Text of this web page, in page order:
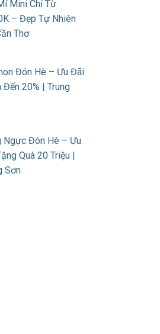
Mini Chỉ Từ
– Đẹp Tự Nhiên
Thơ
Đón Hè – Ưu Đãi
Đến 20% | Trung
Ngực Đón Hè – Ưu
Quà 20 Triệu |
Sơn